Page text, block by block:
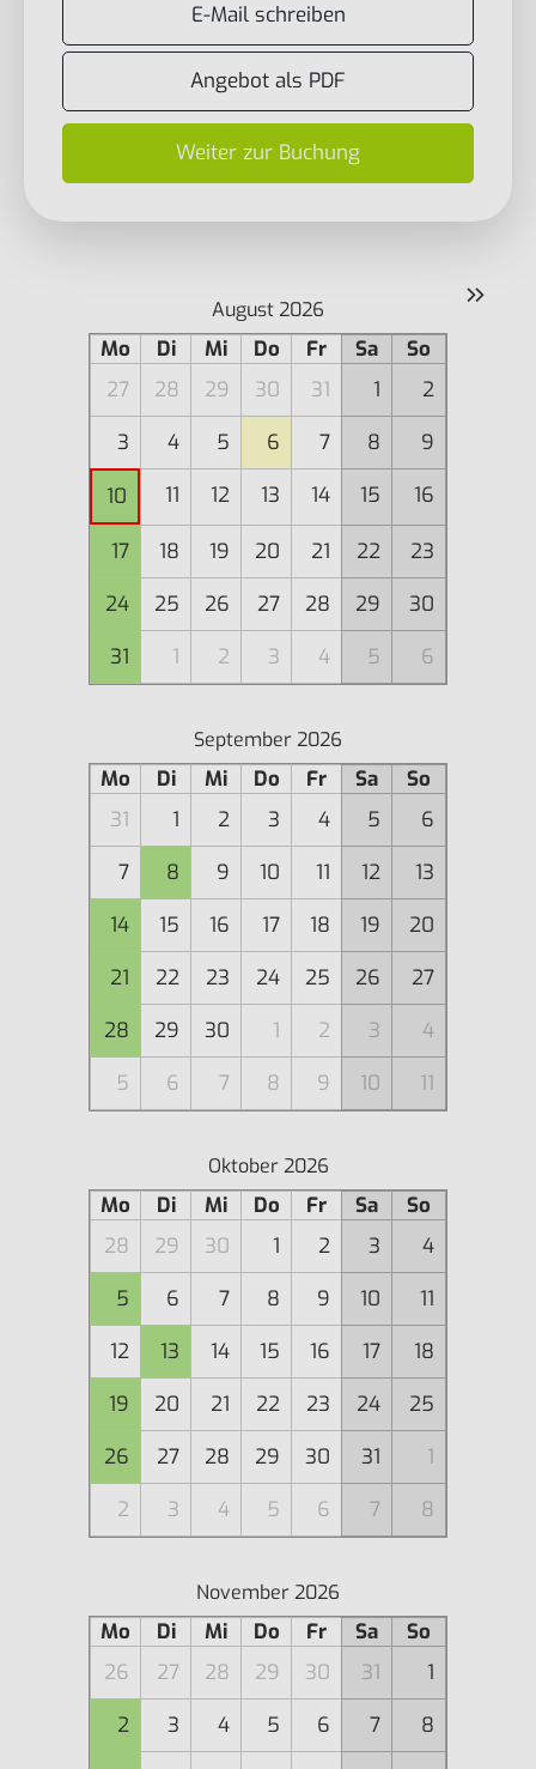
E-Mail schreiben
Angebot als PDF
Weiter zur Buchung
»
August 2026
Mo Di Mi Do Fr Sa
So
27
28 29 30 31 1
2
3
4 5 6 7 8
9
10
11 12 13 14 15 16
17 18 19 20 21 22
23
24
25 26 27 28 29
30
31
1 2 3 4 5 6
September 2026
Mo Di Mi Do Fr Sa
So
31
1 2 3 4 5
6
7
8 9 10 11 12
13
14
15 16 17 18 19
20
21
22 23 24 25 26
27
28
29 30 1 2 3
4
5
6 7 8 9 10 11
Oktober 2026
Mo Di Mi Do Fr Sa
So
28
29 30 1 2 3
4
5
6 7 8 9 10
11
12
13 14 15 16 17
18
19
20 21 22 23 24
25
26
27 28 29 30 31
1
2
3 4 5 6 7 8
November 2026
Mo Di Mi Do Fr Sa
So
26
27 28 29 30 31
1
2
3 4 5 6 7
8